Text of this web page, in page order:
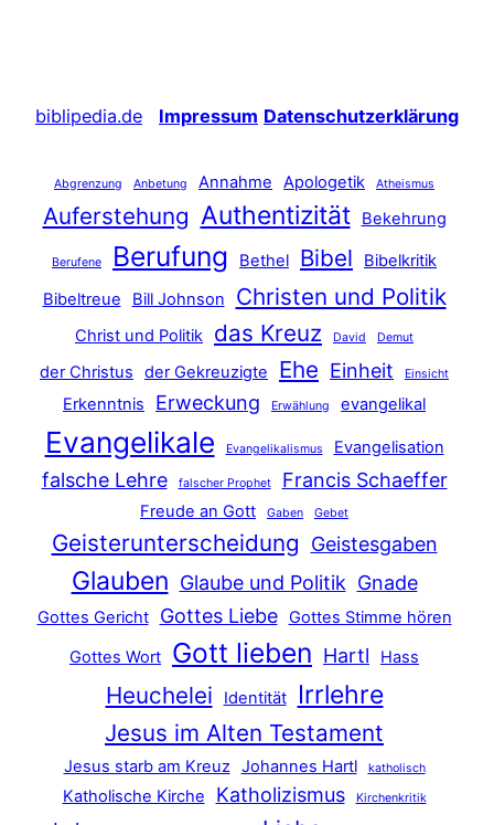
biblipedia.de Impressum Datenschutzerklärung
Abgrenzung Anbetung Annahme Apologetik Atheismus
Auferstehung Authentizität Bekehrung
Berufene Berufung Bethel Bibel
Bibelkritik
Bibeltreue
Bill Johnson Christen und Politik
Christ und Politik das Kreuz David Demut
der Christus der Gekreuzigte Ehe Einheit Einsicht
Erkenntnis Erweckung Erwählung evangelikal
Evangelikale Evangelikalismus Evangelisation
falsche Lehre falscher Prophet Francis Schaeffer
Freude an Gott Gaben Gebet
Geisterunterscheidung Geistesgaben
Glauben Glaube und Politik Gnade
Gottes Gericht Gottes Liebe Gottes Stimme hören
Gottes Wort
Gott lieben Hartl Hass
Heuchelei Identität Irrlehre
Jesus im Alten Testament
Jesus starb am Kreuz Johannes Hartl katholisch
Katholische Kirche Katholizismus Kirchenkritik